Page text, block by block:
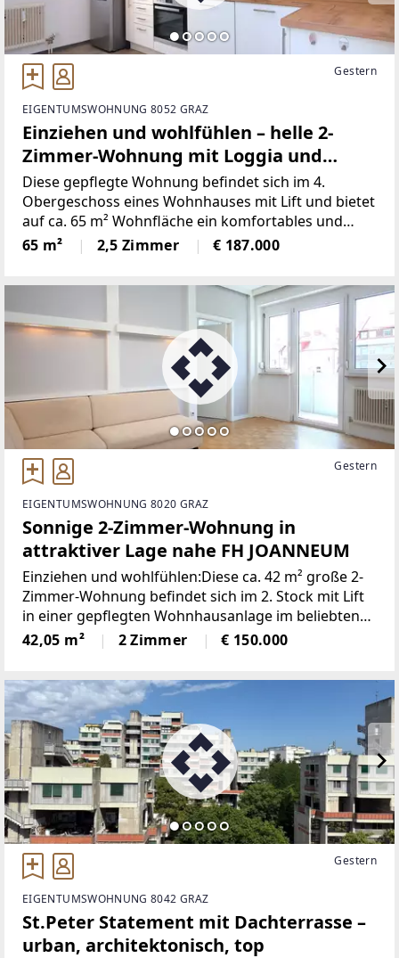
Gestern
EIGENTUMSWOHNUNG 8052 GRAZ
Einziehen und wohlfühlen – helle 2-
Zimmer-Wohnung mit Loggia und
Parkplatz
Diese gepflegte Wohnung befindet sich im 4.
Obergeschoss eines Wohnhauses mit Lift und bietet
auf ca. 65 m² Wohnfläche ein komfortables und
durchdachtes Raumkonzept.Die Wohnung verfügt
über ein gemütliches Schlafzimmer, ein helles
65 m² 2,5 Zimmer € 187.000
Gestern
EIGENTUMSWOHNUNG 8020 GRAZ
Sonnige 2-Zimmer-Wohnung in
attraktiver Lage nahe FH JOANNEUM
Einziehen und wohlfühlen:Diese ca. 42 m² große 2-
Zimmer-Wohnung befindet sich im 2. Stock mit Lift
in einer gepflegten Wohnhausanlage im beliebten
Grazer Stadtbezirk Eggenberg in unmittelbarer
Nähe zur FH Joanneum. Mit ihrer guten
42,05 m² 2 Zimmer € 150.000
Gestern
EIGENTUMSWOHNUNG 8042 GRAZ
St.Peter Statement mit Dachterrasse –
urban, architektonisch, top